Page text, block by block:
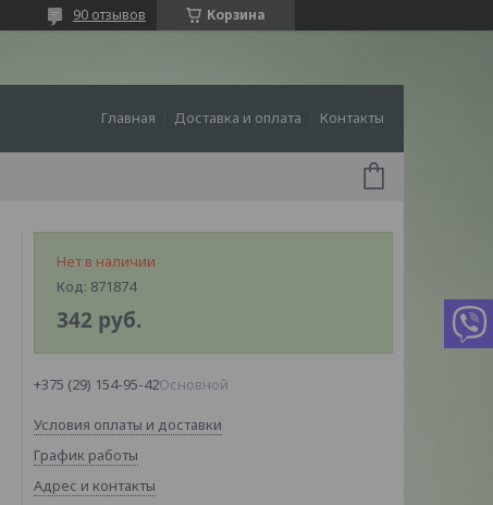
Корзина
90 отзывов
Главная Доставка и оплата Контакты
Нет в наличии
Код: 871874
342 руб.
+375 (29) 154-95-42Основной
Условия оплаты и доставки
График работы
Адрес и контакты